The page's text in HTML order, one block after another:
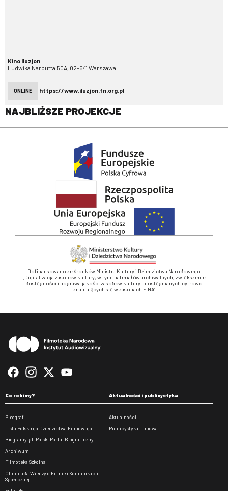
Kino Iluzjon
Ludwika Narbutta 50A, 02-541 Warszawa
ONLINE https://www.iluzjon.fn.org.pl
NAJBLIŻSZE PROJEKCJE
Dofinansowano ze środków Ministra Kultury i Dziedzictwa Narodowego
„Digitalizacja zasobów kultury, w tym materiałów archiwalnych, zwiększenie
dostępności i poprawa jakości zasobów kultury udostępnianych cyfrowo
znajdujących się w zasobach FINA”
Co robimy?
Pleograf
Lista Polskiego Dziedzictwa Filmowego
Biogramy.pl. Polski Portal Biograficzny
Archiwum
Filmoteka Szkolna
Olimpiada Wiedzy o Filmie i Komunikacji
Społecznej
Aktualności i publicystyka
Aktualności
Publicystyka filmowa